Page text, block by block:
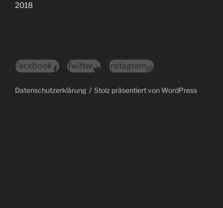
2018
Facebook Twitter Instagram
Datenschutzerklärung Stolz präsentiert von WordPress